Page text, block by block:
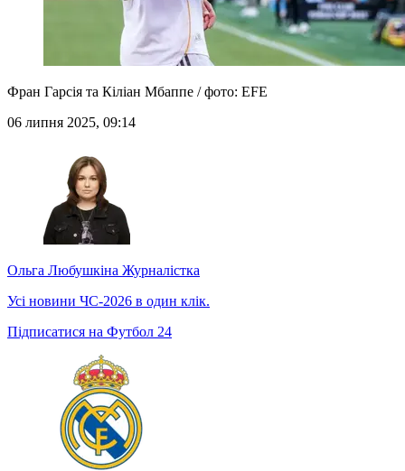
Фран Гарсія та Кіліан Мбаппе / фото: EFE
06 липня 2025, 09:14
Ольга Любушкіна Журналістка
Усі новини ЧС-2026 в один клік.
Підписатися на Футбол 24